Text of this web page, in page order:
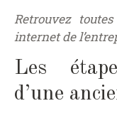
Retrouvez
internet de
Les
d’une